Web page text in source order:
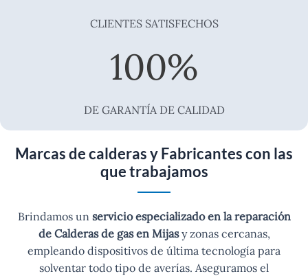
CLIENTES SATISFECHOS
100%
DE GARANTÍA DE CALIDAD
Marcas de calderas y Fabricantes con las
que trabajamos
Brindamos unservicio especializado en la reparación
de Calderas de gas en Mijasy zonas cercanas,
empleando dispositivos de última tecnología para
solventar todo tipo de averías. Aseguramos el